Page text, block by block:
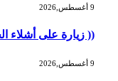
(( زيارة على أشلاء